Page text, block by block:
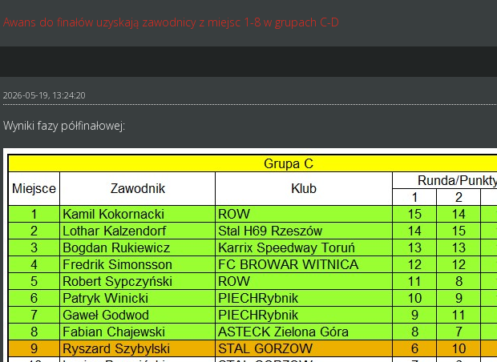
Awans do finałów uzyskają zawodnicy z miejsc 1-8 w grupach C-D
2026-05-19, 13:24:20
Wyniki fazy półfinałowej: